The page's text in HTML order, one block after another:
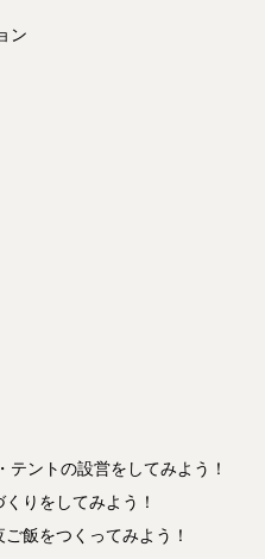
ン
テントの設営をしてみよう！
りをしてみよう！
飯をつくってみよう！